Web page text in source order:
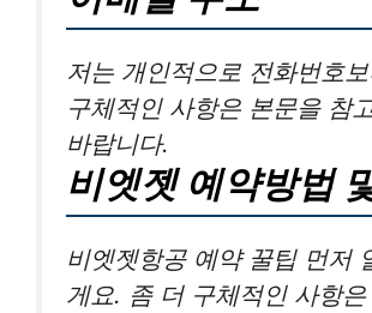
저는 개인적으로 전화번호
구체적인 사항은 본문을 참
바랍니다.
비엣젯 예약방법
비엣젯항공 예약 꿀팁 먼저
게요. 좀 더 구체적인 사항